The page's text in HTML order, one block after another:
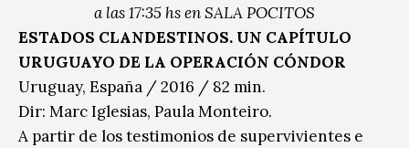
a las 17:35 hs en SALA POCITOS
ESTADOS CLANDESTINOS. UN CAPÍTULO
URUGUAYO DE LA OPERACIÓN CÓNDOR
Uruguay, España / 2016 / 82 min.
Dir: Marc Iglesias, Paula Monteiro.
A partir de los testimonios de supervivientes e